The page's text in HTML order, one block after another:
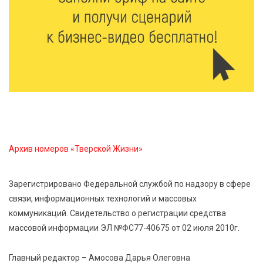
6 Авг 2026 15:01 225
От Твери до Москвы: выставка художника
Владимира Васильева о героях СВО проходит в РГБ
ленту по мотивам басни «Карась»
6 Авг 2026 13:38 357
спортивной столицей России
Архив номеров «Тверской Жизни»
Зарегистрировано Федеральной службой по надзору в сфере
связи, информационных технологий и массовых
коммуникаций. Свидетельство о регистрации средства
массовой информации ЭЛ №ФС77-40675 от 02 июля 2010г.
Главный редактор – Амосова Дарья Олеговна